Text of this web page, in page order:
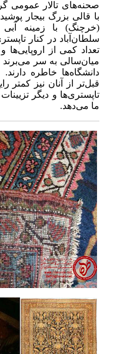
صحنه‌های تالار عمومی
با قالی بزرگ بیجار
(خرچنگ) با زمینه
سلطان‌آباد در کنار
تعداد کمی از اروپایی‌ها و
میان‌سالی به سر می‌برند
دانشگاه‌ها خاطره
قبل‌تر از آنان نیز کمتر
تاپستری‌ها و دیگر
ما می‌دهد.